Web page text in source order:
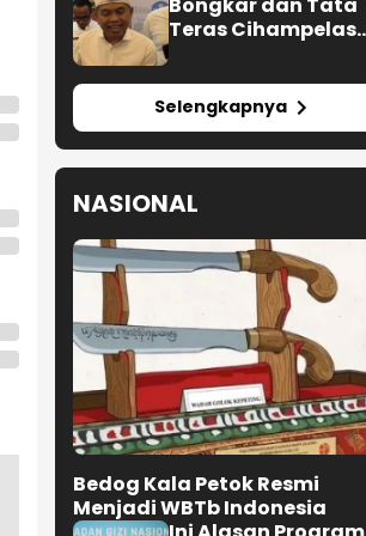
Teras Cihampelas
Selengkapnya
NASIONAL
Bedog Kala Petok Resmi
Menjadi WBTb Indonesia